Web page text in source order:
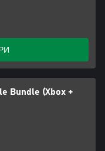
Bundle (Xbox +